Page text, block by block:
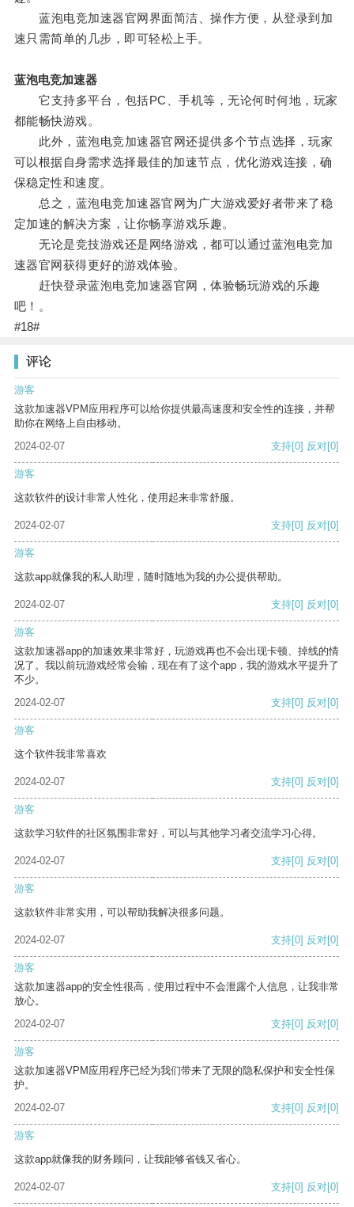
蓝泡电竞加速器官网界面简洁、操作方便，从登录到加
速只需简单的几步，即可轻松上手。
蓝泡电竞加速器
它支持多平台，包括PC、手机等，无论何时何地，玩家
都能畅快游戏。
此外，蓝泡电竞加速器官网还提供多个节点选择，玩家
可以根据自身需求选择最佳的加速节点，优化游戏连接，确
保稳定性和速度。
总之，蓝泡电竞加速器官网为广大游戏爱好者带来了稳
定加速的解决方案，让你畅享游戏乐趣。
无论是竞技游戏还是网络游戏，都可以通过蓝泡电竞加
速器官网获得更好的游戏体验。
赶快登录蓝泡电竞加速器官网，体验畅玩游戏的乐趣
吧！。
#18#
评论
游客
这款加速器VPM应用程序可以给你提供最高速度和安全性的连接，并帮
助你在网络上自由移动。
2024-02-07
支持[0] 反对[0]
游客
这款软件的设计非常人性化，使用起来非常舒服。
2024-02-07 支持[0] 反对[0]
游客
这款app就像我的私人助理，随时随地为我的办公提供帮助。
2024-02-07 支持[0] 反对[0]
游客
这款加速器app的加速效果非常好，玩游戏再也不会出现卡顿、掉线的情
况了。我以前玩游戏经常会输，现在有了这个app，我的游戏水平提升了
不少。
2024-02-07
支持[0] 反对[0]
游客
这个软件我非常喜欢
2024-02-07 支持[0] 反对[0]
游客
这款学习软件的社区氛围非常好，可以与其他学习者交流学习心得。
2024-02-07 支持[0] 反对[0]
游客
这款软件非常实用，可以帮助我解决很多问题。
2024-02-07 支持[0] 反对[0]
游客
这款加速器app的安全性很高，使用过程中不会泄露个人信息，让我非常
放心。
2024-02-07
支持[0] 反对[0]
游客
这款加速器VPM应用程序已经为我们带来了无限的隐私保护和安全性保
护。
2024-02-07
支持[0] 反对[0]
游客
这款app就像我的财务顾问，让我能够省钱又省心。
2024-02-07 支持[0] 反对[0]